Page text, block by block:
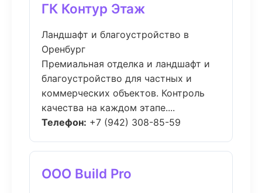
ГК Контур Этаж
Ландшафт и благоустройство в
Оренбург
Премиальная отделка и ландшафт и
благоустройство для частных и
коммерческих объектов. Контроль
качества на каждом этапе....
Телефон: +7 (942) 308-85-59
ООО Build Pro